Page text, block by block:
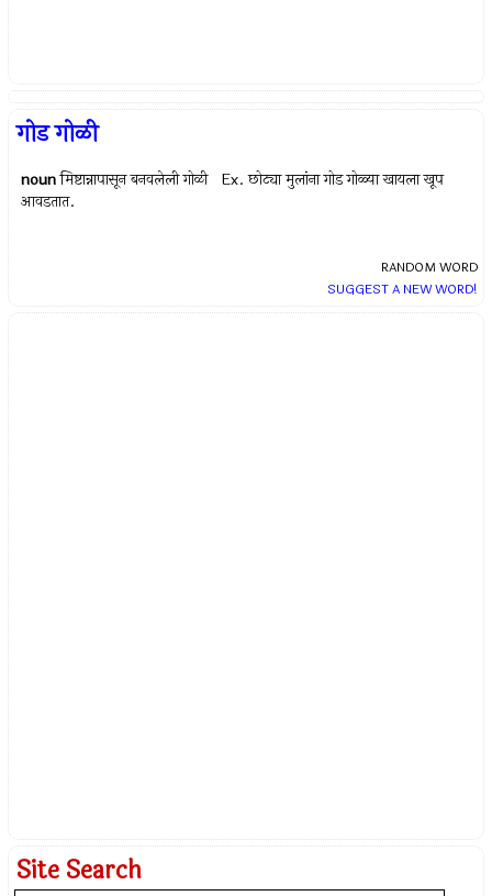
गोड गोळी
noun मिष्टान्नापासून बनवलेली गोळी Ex.छोट्या मुलांना गोड गोळ्या खायला खूप
आवडतात.
RANDOM WORD
SUGGEST A NEW WORD!
Site Search